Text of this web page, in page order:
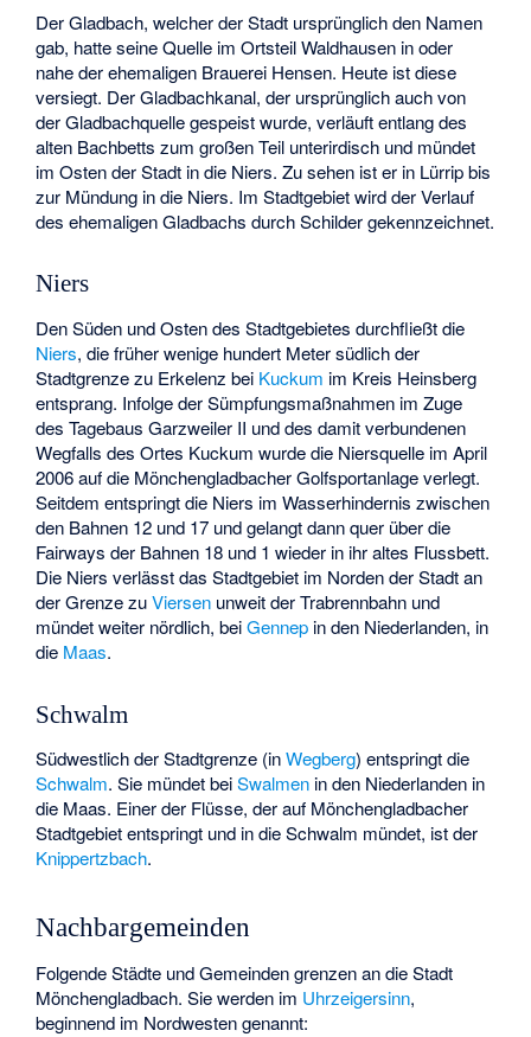
DerGladbach, welcher der Stadt ursprünglich den Namen
gab, hatte seine Quelle im Ortsteil Waldhausen in oder
nahe der ehemaligen Brauerei Hensen. Heute ist diese
versiegt. Der Gladbachkanal, der ursprünglich auch von
der Gladbachquelle gespeist wurde, verläuft entlang des
alten Bachbetts zum großen Teil unterirdisch und mündet
im Osten der Stadt in die Niers. Zu sehen ist er in Lürrip bis
zur Mündung in die Niers. Im Stadtgebiet wird der Verlauf
des ehemaligen Gladbachs durch Schilder gekennzeichnet.
Niers
Den Süden und Osten des Stadtgebietes durchfließt die
Niers, die früher wenige hundert Meter südlich der
Stadtgrenze zu Erkelenz bei Kuckum im Kreis Heinsberg
entsprang. Infolge der Sümpfungsmaßnahmen im Zuge
des Tagebaus Garzweiler II und des damit verbundenen
Wegfalls des Ortes Kuckum wurde die Niersquelle im April
2006 auf die Mönchengladbacher Golfsportanlage verlegt.
Seitdem entspringt die Niers im Wasserhindernis zwischen
den Bahnen 12 und 17 und gelangt dann quer über die
Fairways der Bahnen 18 und 1 wieder in ihr altes Flussbett.
Die Niers verlässt das Stadtgebiet im Norden der Stadt an
der Grenze zuViersen unweit der Trabrennbahn und
mündet weiter nördlich, beiGennep in den Niederlanden, in
die Maas.
Schwalm
Südwestlich der Stadtgrenze (inWegberg) entspringt die
Schwalm. Sie mündet beiSwalmen in den Niederlanden in
die Maas. Einer der Flüsse, der auf Mönchengladbacher
Stadtgebiet entspringt und in die Schwalm mündet, ist der
Knippertzbach.
Nachbargemeinden
Folgende Städte und Gemeinden grenzen an die Stadt
Mönchengladbach. Sie werden im Uhrzeigersinn,
beginnend im Nordwesten genannt: